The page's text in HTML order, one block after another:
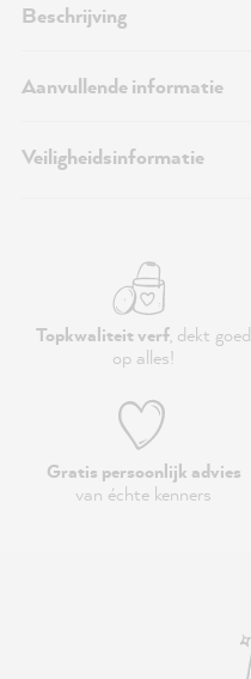
Beschrijving
Aanvullende informatie
Veiligheidsinformatie
Topkwaliteit verf, dekt goed
op alles!
Gratis persoonlijk advies
van échte kenners